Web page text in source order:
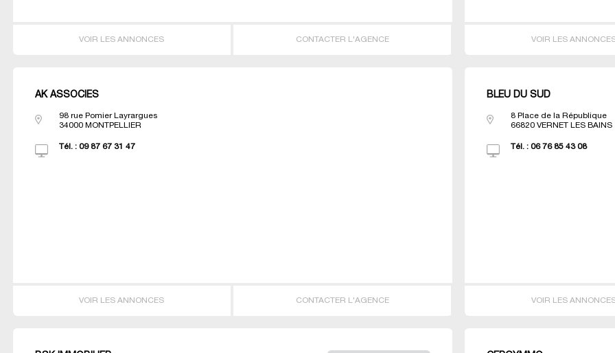
VOIR LES ANNONCES CONTACTER L'AGENCE VOIR LES
AK ASSOCIES
98 rue Pomier Layrargues
34000 MONTPELLIER
Tél. : 09 87 67 31 47
VOIR LES ANNONCES CONTACTER L'AGENCE
BLEU DU SUD
8 Place de la République
66820 VERNET LES BAINS
Tél. :06 76 85 43 08
VOIR LES